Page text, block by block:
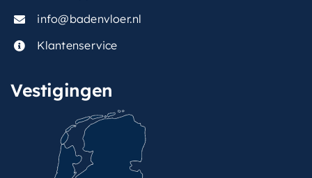
info@badenvloer.nl
Klantenservice
Vestigingen